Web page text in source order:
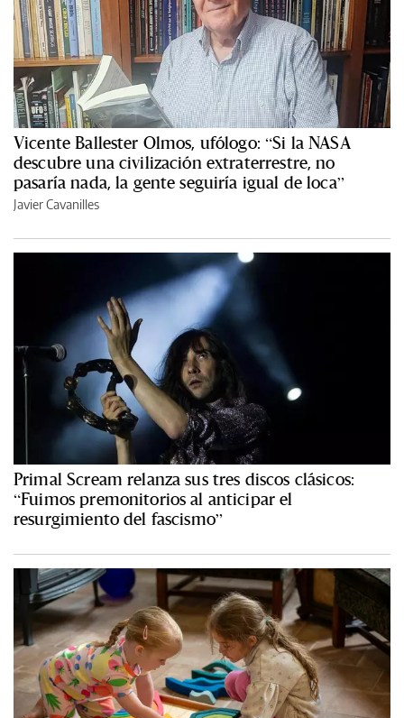
Vicente Ballester Olmos, ufólogo: “Si la NASA
descubre una civilización extraterrestre, no
pasaría nada, la gente seguiría igual de loca”
Javier Cavanilles
Primal Scream relanza sus tres discos clásicos:
“Fuimos premonitorios al anticipar el
resurgimiento del fascismo”